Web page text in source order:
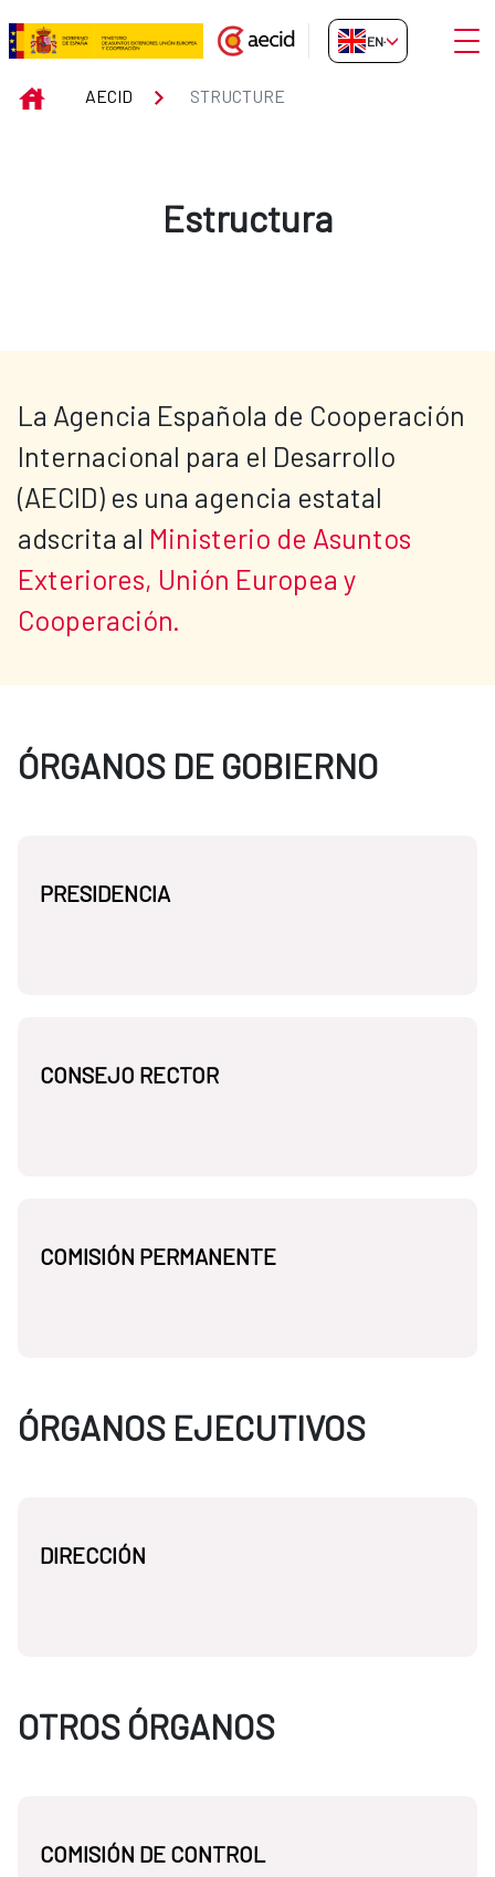
Skip to Main Content
Structure
EN-GB
INICIOAECID STRUCTURE
Estructura
La Agencia Española de Cooperación
Internacional para el Desarrollo
(AECID) es una agencia estatal
adscrita al Ministerio de Asuntos
Exteriores, Unión Europea y
Cooperación.
ÓRGANOS DE GOBIERNO
PRESIDENCIA
CONSEJO RECTOR
COMISIÓN PERMANENTE
ÓRGANOS EJECUTIVOS
DIRECCIÓN
OTROS ÓRGANOS
COMISIÓN DE CONTROL